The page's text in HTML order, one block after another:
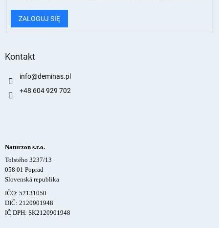
ZALOGUJ SIĘ
Kontakt
info@deminas.pl
+48 604 929 702
Naturzon s.r.o.
Tolstého 3237/13
058 01 Poprad
Slovenská republika
IČO: 52131050
DIČ: 2120901948
IČ DPH: SK2120901948